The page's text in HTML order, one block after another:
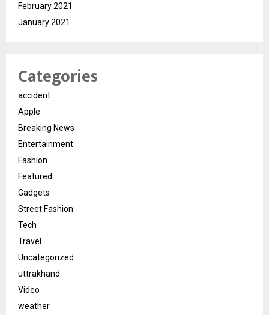
February 2021
January 2021
Categories
accident
Apple
Breaking News
Entertainment
Fashion
Featured
Gadgets
Street Fashion
Tech
Travel
Uncategorized
uttrakhand
Video
weather